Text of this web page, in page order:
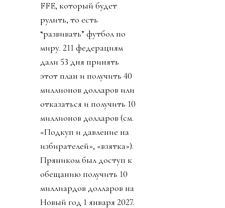
FFE, который будет
рулить, то есть
“развивать” футбол по
миру. 211 федерациям
дали 53 дня принять
этот план и получить 40
миллионов долларов или
отказаться и получить 10
миллионов долларов (см.
«Подкуп и давление на
избирателей», «взятка»).
Пряником был доступ к
обещанию получить 10
миллиардов долларов на
Новый год 1 января 2027.